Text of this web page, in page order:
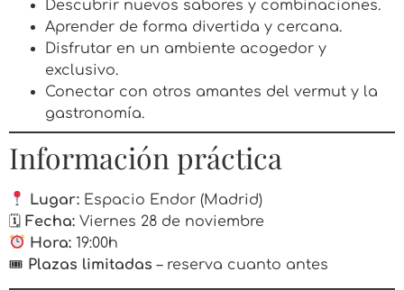
Descubrir nuevos sabores y combinaciones.
Aprender de forma divertida y cercana.
Disfrutar en un ambiente acogedor y
exclusivo.
Conectar con otros amantes del vermut y la
gastronomía.
Información práctica
Lugar: Espacio Endor (Madrid)
🗓 Fecha: Viernes 28 de noviembre
Hora: 19:00h
🎟 Plazas limitadas – reserva cuanto antes